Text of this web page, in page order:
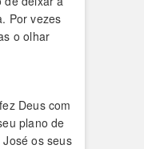
Por vezes
o olhar
Deus com
plano de
os seus